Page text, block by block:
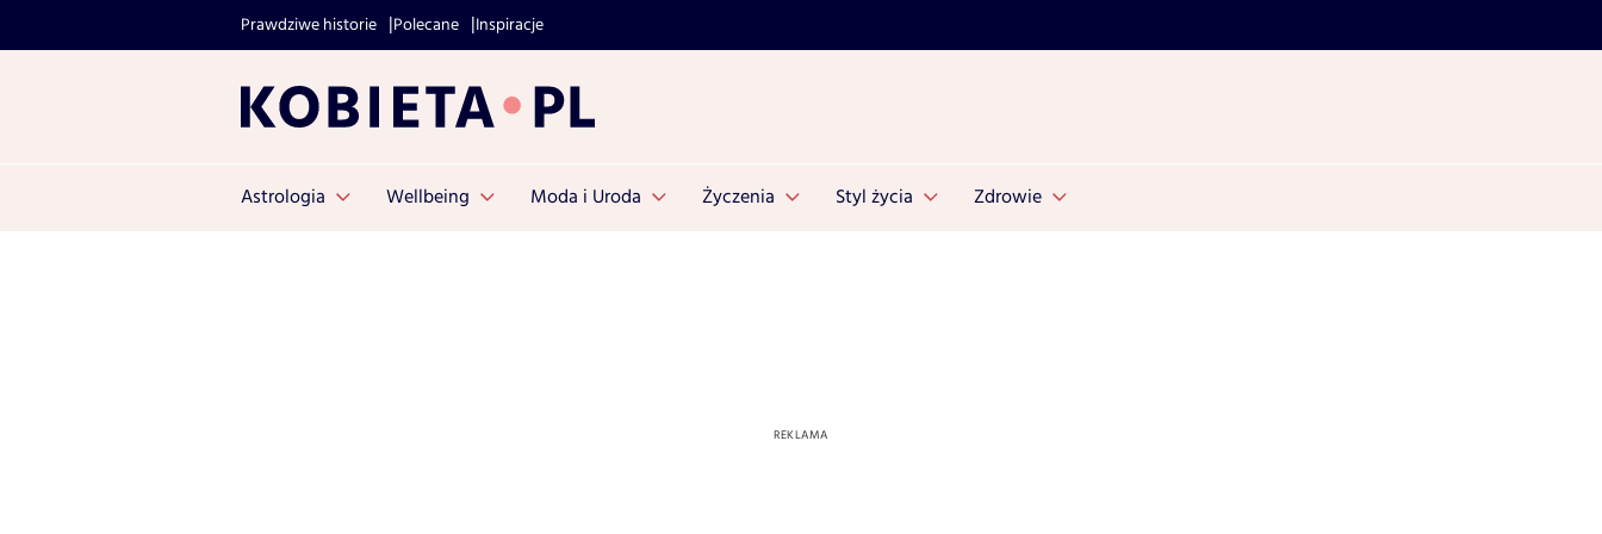
Prawdziwe historie Polecane Inspiracje
Astrologia Wellbeing Moda i Uroda Życzenia Styl życia Zdrowie